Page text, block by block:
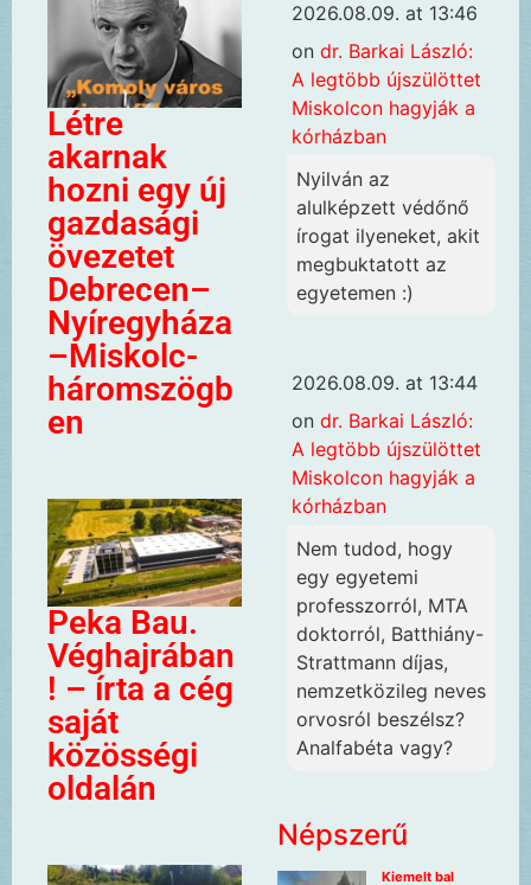
Létre
akarnak
hozni egy új
gazdasági
övezetet
Debrecen–
Nyíregyháza
–Miskolc-
háromszögb
en
Peka Bau.
Véghajrában
! – írta a cég
saját
közösségi
oldalán
2026.08.09. at 13:46
on dr. Barkai László:
A legtöbb újszülöttet
Miskolcon hagyják a
kórházban
Nyilván az
alulképzett védőnő
írogat ilyeneket, akit
megbuktatott az
egyetemen :)
2026.08.09. at 13:44
on dr. Barkai László:
A legtöbb újszülöttet
Miskolcon hagyják a
kórházban
Nem tudod, hogy
egy egyetemi
professzorról, MTA
doktorról, Batthiány-
Strattmann díjas,
nemzetközileg neves
orvosról beszélsz?
Analfabéta vagy?
Népszerű